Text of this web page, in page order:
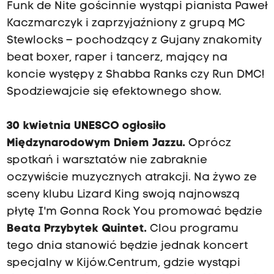
Funk de Nite gościnnie wystąpi pianista Paweł
Kaczmarczyk i zaprzyjaźniony z grupą MC
Stewlocks – pochodzący z Gujany znakomity
beat boxer, raper i tancerz, mający na
koncie występy z Shabba Ranks czy Run DMC!
Spodziewajcie się efektownego show.
30 kwietnia UNESCO ogłosiło
Międzynarodowym Dniem Jazzu.Oprócz
spotkań i warsztatów nie zabraknie
oczywiście muzycznych atrakcji. Na żywo ze
sceny klubu Lizard King swoją najnowszą
płytę I'm Gonna Rock You promować będzie
Beata Przybytek Quintet.Clou programu
tego dnia stanowić będzie jednak koncert
specjalny w Kijów.Centrum, gdzie wystąpi